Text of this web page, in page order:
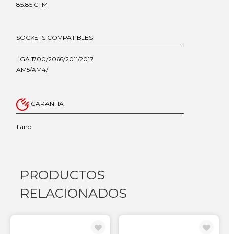
85.85 CFM
SOCKETS COMPATIBLES
LGA 1700/2066/2011/2017
AM5/AM4/
GARANTIA
1 año
PRODUCTOS
RELACIONADOS